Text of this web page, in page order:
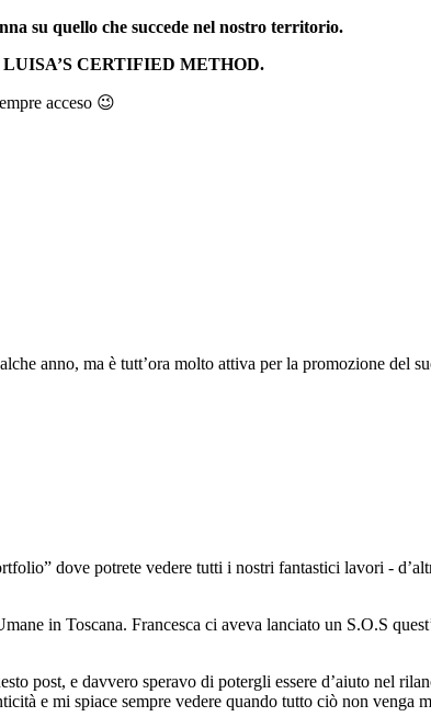
su quello che succede nel nostro territorio.
LUISA’S CERTIFIED METHOD.
acceso 😉
anno, ma è tutt’ora molto attiva per la promozione del
dove potrete vedere tutti i nostri fantastici lavori -
in Toscana. Francesca ci aveva lanciato un S.O.S
post, e davvero speravo di potergli essere d’aiuto nel
e mi spiace sempre vedere quando tutto ciò non venga